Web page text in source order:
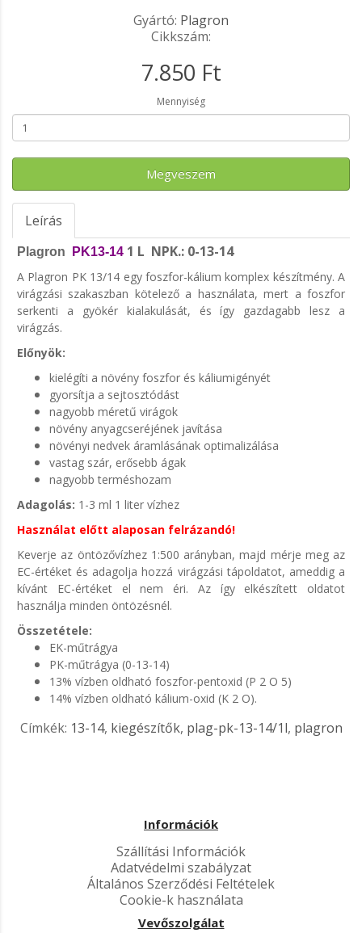
Gyártó: Plagron
Cikkszám:
7.850 Ft
Mennyiség
Megveszem
Leírás
Plagron PK13-14 1 L NPK.: 0-13-14
A Plagron PK 13/14 egy foszfor-kálium komplex készítmény. A
virágzási szakaszban kötelező a használata, mert a foszfor
serkenti a gyökér kialakulását, és így gazdagabb lesz a
virágzás.
Előnyök:
kielégíti a növény foszfor és káliumigényét
gyorsítja a sejtosztódást
nagyobb méretű virágok
növény anyagcseréjének javítása
növényi nedvek áramlásának optimalizálása
vastag szár, erősebb ágak
nagyobb terméshozam
Adagolás: 1-3 ml 1 liter vízhez
Használat előtt alaposan felrázandó!
Keverje az öntözővízhez 1:500 arányban, majd mérje meg az
EC-értéket és adagolja hozzá virágzási tápoldatot, ameddig a
kívánt EC-értéket el nem éri. Az így elkészített oldatot
használja minden öntözésnél.
Összetétele:
EK-műtrágya
PK-műtrágya (0-13-14)
13% vízben oldható foszfor-pentoxid (P 2 O 5)
14% vízben oldható kálium-oxid (K 2 O).
Címkék: 13-14, kiegészítők, plag-pk-13-14/1l, plagron
Információk
Szállítási Információk
Adatvédelmi szabályzat
Általános Szerződési Feltételek
Cookie-k használata
Vevőszolgálat